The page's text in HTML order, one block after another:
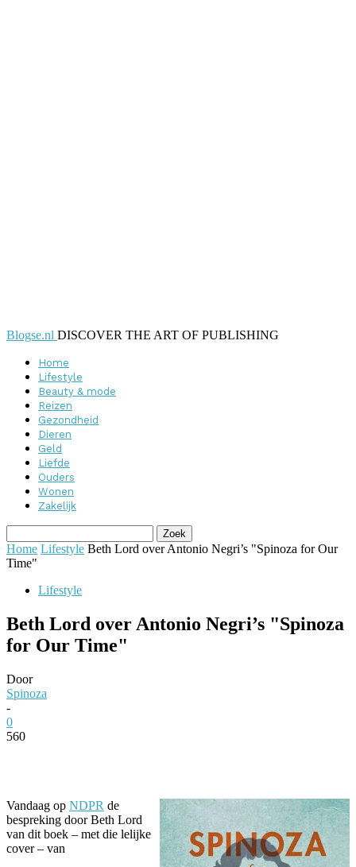
Blogse.nl DISCOVER THE ART OF PUBLISHING
Home
Lifestyle
Beauty & mode
Reizen
Gezondheid
Dieren
Geld
Liefde
Ouders
Wonen
Zakelijk
Home Lifestyle Beth Lord over Antonio Negri’s "Spinoza for Our
Time"
Lifestyle
Beth Lord over Antonio Negri’s "Spinoza
for Our Time"
Door
Spinoza
-
0
560
Vandaag op NDPR de
bespreking door Beth Lord
van dit boek – met die lelijke
cover – van